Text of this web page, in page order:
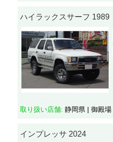
ハイラックスサーフ 1989
取り扱い店舗: 静岡県 | 御殿場
インプレッサ 2024